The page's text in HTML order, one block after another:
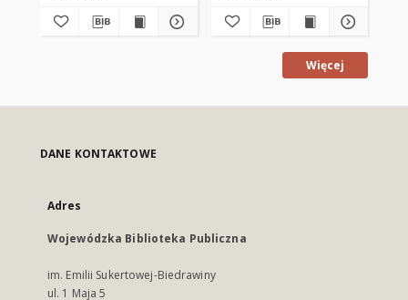
Więcej
DANE KONTAKTOWE
Adres
Wojewódzka Biblioteka Publiczna
im. Emilii Sukertowej-Biedrawiny
ul. 1 Maja 5